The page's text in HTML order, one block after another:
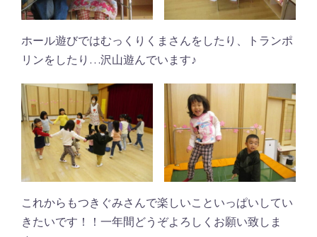
ホール遊びではむっくりくまさんをしたり、トランポ
リンをしたり…沢山遊んでいます♪
これからもつきぐみさんで楽しいこといっぱいしてい
きたいです！！一年間どうぞよろしくお願い致しま